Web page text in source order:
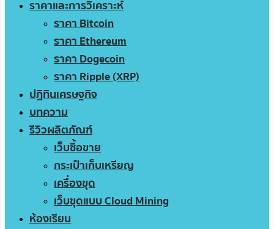
ราคาและการวิเคราะห์
ราคา Bitcoin
ราคา Ethereum
ราคา Dogecoin
ราคา Ripple (XRP)
ปฏิทินเศรษฐกิจ
บทความ
รีวิวผลิตภัณฑ์
เว็บซื้อขาย
กระเป๋าเก็บเหรียญ
เครื่องขุด
เว็บขุดแบบ Cloud Mining
ห้องเรียน